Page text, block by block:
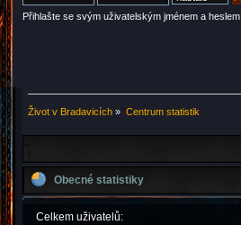
Přihlašte se svým uživatelským jménem a heslem.
Život v Bradavicích » Centrum statistik
Obecné statistiky
Celkem uživatelů: